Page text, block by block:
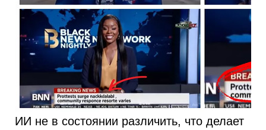
ИИ не в состоянии различить, что делает